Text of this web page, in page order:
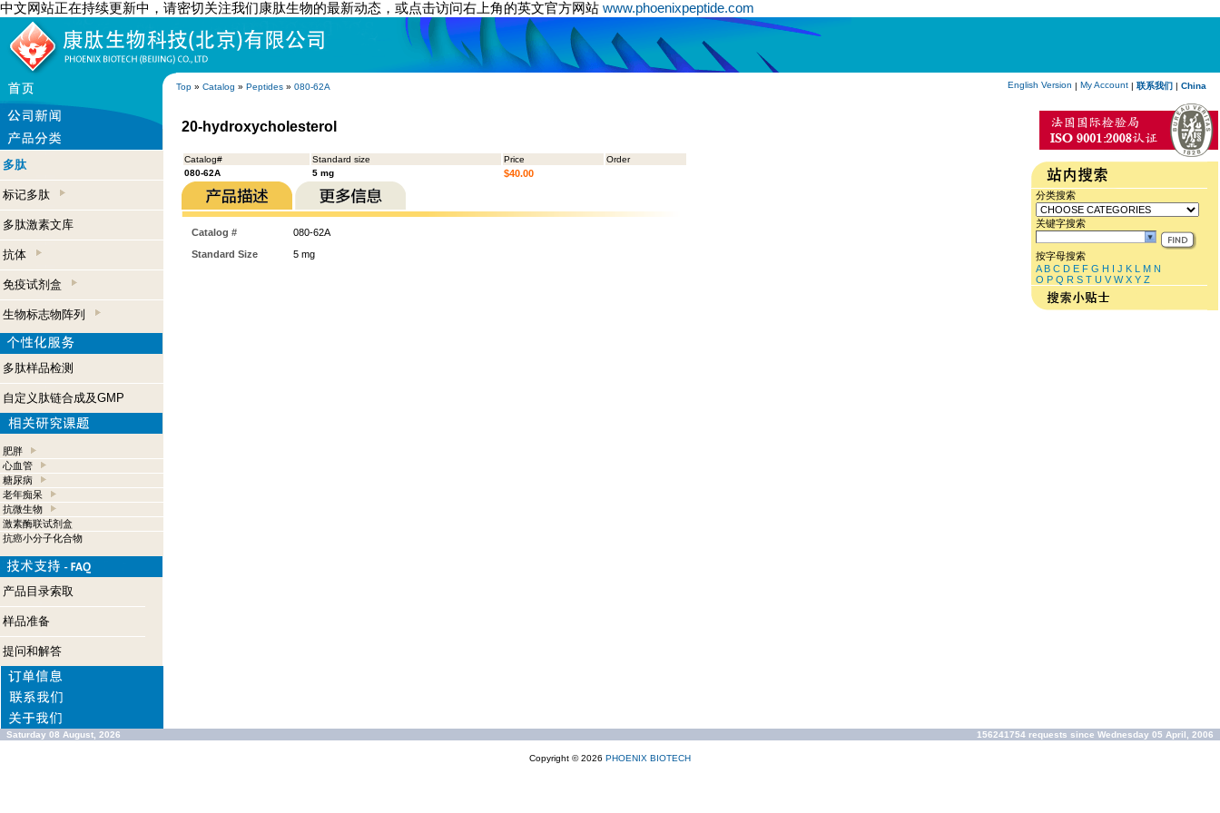
中文网站正在持续更新中，请密切关注我们康肽生物的最新动态，或点击访问右上角的英文官方网站 www.phoenixpeptide.com
Top » Catalog » Peptides » 080-62A English Version | My Account | 联系我们 | China
多肽
标记多肽
多肽激素文库
抗体
免疫试剂盒
生物标志物阵列
多肽样品检测
自定义肽链合成及GMP
肥胖
心血管
糖尿病
老年痴呆
抗微生物
激素酶联试剂盒
抗癌小分子化合物
产品目录索取
样品准备
提问和解答
20-hydroxycholesterol
Catalog# Standard size Price
Order
080-62A
5 mg $40.00
Catalog #
080-62A
Standard Size
5 mg
分类搜索
关键字搜索
按字母搜索
A B C D E F G H I J K L M N
O P Q R S T U V W X Y Z
Saturday 08 August, 2026 156241754 requests since Wednesday 05 April, 2006
Copyright © 2026 PHOENIX BIOTECH